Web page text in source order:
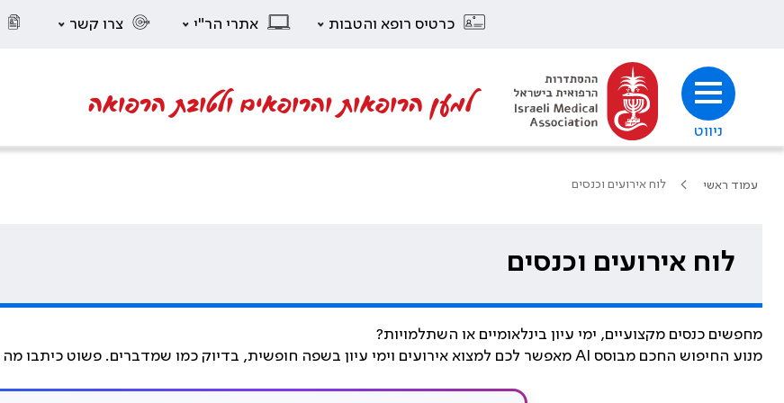
כרטיס רופא והטבות אתרי הר"י צרו קשר
ניווט
למען הרופאות והרופאים ולטובת הרפואה
עמוד ראשי לוח אירועים וכנסים
לוח אירועים וכנסים
מחפשים כנסים מקצועיים, ימי עיון בינלאומיים או השתלמויות?
מנוע החיפוש החכם מבוסס AI מאפשר לכם למצוא אירועים וימי עיון בשפה חופשית, בדיוק כמו שמדברים. פשוט כיתבו מה אתם מחפשים וקבלו המלצות מדויקות.